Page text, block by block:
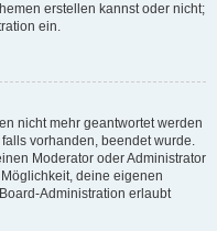
erstellen kannst oder nicht;
ein.
nicht mehr geantwortet werden
vorhanden, beendet wurde.
Moderator oder Administrator
deine eigenen
Administration erlaubt